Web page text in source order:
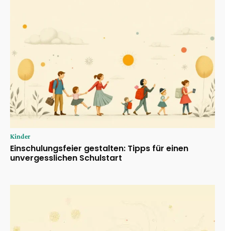
Kinder
Einschulungsfeier gestalten: Tipps für einen
unvergesslichen Schulstart